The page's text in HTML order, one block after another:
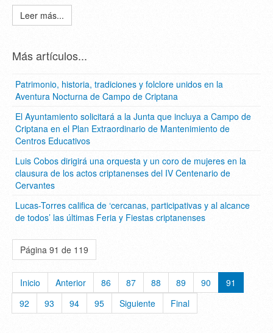
Leer más...
Más artículos...
Patrimonio, historia, tradiciones y folclore unidos en la
Aventura Nocturna de Campo de Criptana
El Ayuntamiento solicitará a la Junta que incluya a Campo de
Criptana en el Plan Extraordinario de Mantenimiento de
Centros Educativos
Luis Cobos dirigirá una orquesta y un coro de mujeres en la
clausura de los actos criptanenses del IV Centenario de
Cervantes
Lucas-Torres califica de ‘cercanas, participativas y al alcance
de todos’ las últimas Feria y Fiestas criptanenses
Página 91 de 119
Inicio Anterior 86 87 88 89 90
91
92
93 94 95 Siguiente Final